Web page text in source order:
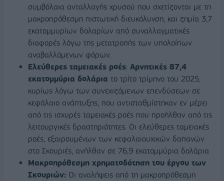
συμβόλαια ανταλλαγής χρυσού που σχετίζονται με τη
μακροπρόθεσμη πιστωτική διευκόλυνση, και ζημία 3,7
εκατομμυρίων δολαρίων από συναλλαγματικές
διαφορές λόγω της μετατροπής των υπολοίπων
αναβαλλόμενων φόρων.
Ελεύθερες ταμειακές ροές: Αρνητικές 87,4
εκατομμύρια δολάρια το τρίτο τρίμηνο του 2025,
κυρίως λόγω των συνεχιζόμενων επενδύσεων σε
κεφάλαιο ανάπτυξης, που αντισταθμίστηκαν εν μέρει
από τις ισχυρές ταμειακές ροές που προήλθαν από τις
λειτουργικές δραστηριότητες. Οι ελεύθερες ταμειακές
ροές, εξαιρουμένων των κεφαλαιουχικών δαπανών
στο Σκουριές, ανήλθαν σε 76,9 εκατομμύρια δολάρια
Μακροπρόθεσμη χρηματοδότηση του έργου των
Σκουριών: Οι αναλήψεις από τη μακροπρόθεσμη